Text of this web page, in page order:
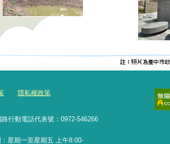
隱私權政策
路行動電話代表號：0972-546266
星期一至星期五 上午8:00-